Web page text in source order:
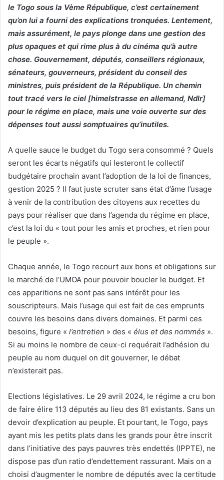
le Togo sous la Vème République, c’est certainement
qu’on lui a fourni des explications tronquées. Lentement,
mais assurément, le pays plonge dans une gestion des
plus opaques et qui rime plus à du cinéma qu’à autre
chose. Gouvernement, députés, conseillers régionaux,
sénateurs, gouverneurs, président du conseil des
ministres, puis président de la République. Un chemin
tout tracé vers le ciel [himelstrasse en allemand, Ndlr]
pour le régime en place, mais une voie ouverte sur des
dépenses tout aussi somptuaires qu’inutiles.
A quelle sauce le budget du Togo sera consommé ? Quels
seront les écarts négatifs qui lesteront le collectif
budgétaire prochain avant l’adoption de la loi de finances,
gestion 2025 ? Il faut juste scruter sans état d’âme l’usage
à venir de la contribution des citoyens aux recettes du
pays pour réaliser que dans l’agenda du régime en place,
c’est la loi du « tout pour les amis et proches, et rien pour
le peuple ».
Chaque année, le Togo recourt aux bons et obligations sur
le marché de l’UMOA pour pouvoir boucler le budget. Et
ces apparitions ne sont pas sans intérêt pour les
souscripteurs. Mais l’usage qui est fait de ces emprunts
couvre les besoins dans divers domaines. Et parmi ces
besoins, figure « l’entretien » des « élus et des nommés ».
Si au moins le nombre de ceux-ci requérait l’adhésion du
peuple au nom duquel on dit gouverner, le débat
n’existerait pas.
Elections législatives. Le 29 avril 2024, le régime a cru bon
de faire élire 113 députés au lieu des 81 existants. Sans un
devoir d’explication au peuple. Et pourtant, le Togo, pays
ayant mis les petits plats dans les grands pour être inscrit
dans l’initiative des pays pauvres très endettés (IPPTE), ne
dispose pas d’un ratio d’endettement rassurant. Mais on a
choisi d’augmenter le nombre de députés avec la certitude